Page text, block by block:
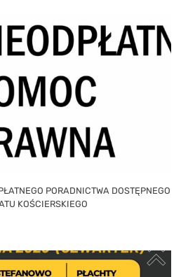
PORADNICTWA DOSTĘPNEGO
KOŚCIERSKIEGO